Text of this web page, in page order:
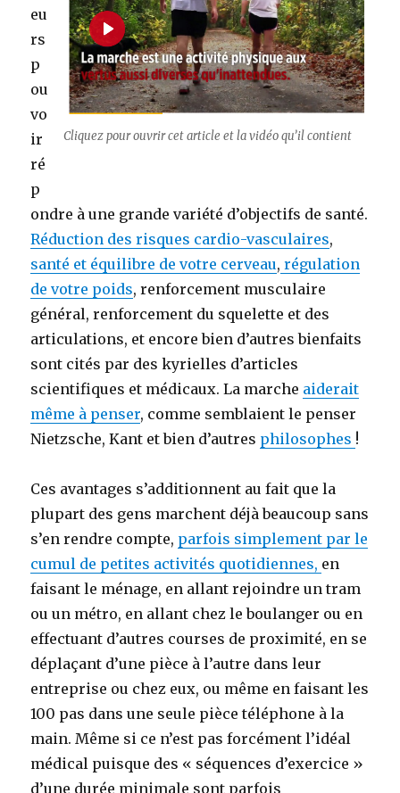
Cliquez pour ouvrir cet article et la vidéo qu’il contient
eu
rs
p
ou
vo
ir
ré
p
ondre à une grande variété d’objectifs de santé.
Réduction des risques cardio-vasculaires,
santé et équilibre de votre cerveau, régulation
de votre poids, renforcement musculaire
général, renforcement du squelette et des
articulations, et encore bien d’autres bienfaits
sont cités par des kyrielles d’articles
scientifiques et médicaux. La marche aiderait
même à penser, comme semblaient le penser
Nietzsche, Kant et bien d’autres philosophes !
Ces avantages s’additionnent au fait que la
plupart des gens marchent déjà beaucoup sans
s’en rendre compte, parfois simplement par le
cumul de petites activités quotidiennes, en
faisant le ménage, en allant rejoindre un tram
ou un métro, en allant chez le boulanger ou en
effectuant d’autres courses de proximité, en se
déplaçant d’une pièce à l’autre dans leur
entreprise ou chez eux, ou même en faisant les
100 pas dans une seule pièce téléphone à la
main. Même si ce n’est pas forcément l’idéal
médical puisque des « séquences d’exercice »
d’une durée minimale sont parfois